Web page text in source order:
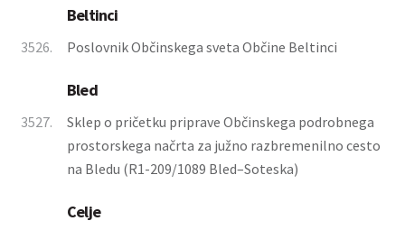
Beltinci
3526. Poslovnik Občinskega sveta Občine Beltinci
Bled
3527.
Sklep o pričetku priprave Občinskega podrobnega
prostorskega načrta za južno razbremenilno cesto
na Bledu (R1-209/1089 Bled–Soteska)
Celje